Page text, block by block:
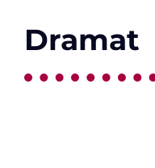
Dramat